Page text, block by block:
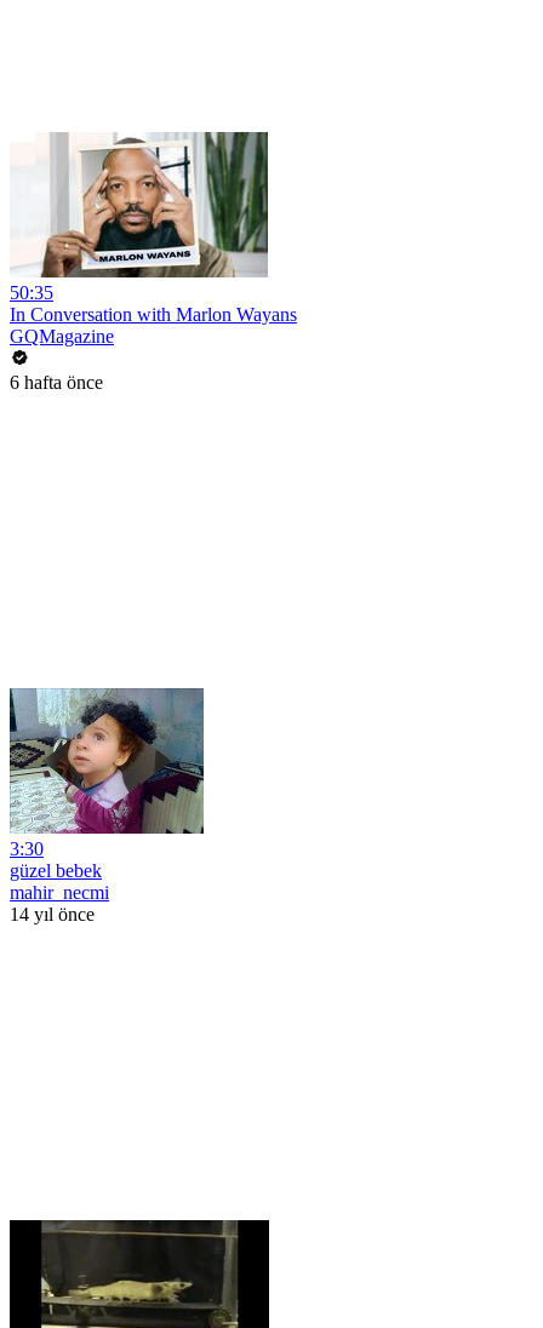
50:35
In Conversation with Marlon Wayans
GQMagazine
6 hafta önce
3:30
güzel bebek
mahir_necmi
14 yıl önce